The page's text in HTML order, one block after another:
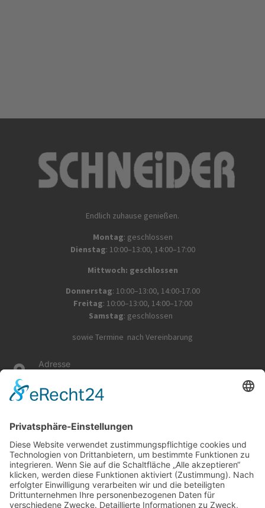
Endlich zuhause genießen.
Montag: geschlossen
Dienstag: 10:00–13:00, 14:00–17:00
Mittwoch: geschlossen
Donnerstag: 10:00–13:00, 14:00-17.00
Freitag: 10:00–13:00, 14:00–17:00
Samstag: geschlossen
sowie Termine nach Vereinbarung
Adresse
Mühlstraße 29, 63667 Nidda
E-Mail-Adresse
schneiderkg@t-online.de
Telefonnummer
060434636
Spanndecken Über uns